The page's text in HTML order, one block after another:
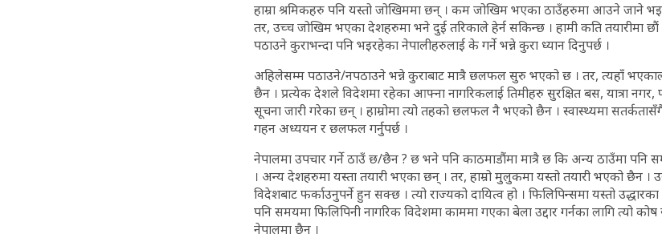
हाम्रा श्रमिकहरु पनि यस्तो जोखिममा छन् । कम जोखिम भएका ठाउँहरुमा आउने जाने
तर, उच्च जोखिम भएका देशहरुमा भने दुई तरिकाले हेर्न सकिन्छ । हामी कति तयारीमा छौं
पठाउने कुराभन्दा पनि भइरहेका नेपालीहरुलाई के गर्ने भन्ने कुरा ध्यान दिनुपर्छ ।
अहिलेसम्म पठाउने/नपठाउने भन्ने कुराबाट मात्रै छलफल सुरु भएको छ । तर, त्यहाँ
छैन । प्रत्येक देशले विदेशमा रहेका आफ्ना नागरिकलाई तिमीहरु सुरक्षित बस, यात्रा
सूचना जारी गरेका छन् । हाम्रोमा त्यो तहको छलफल नै भएको छैन । स्वास्थ्यमा
गहन अध्ययन र छलफल गर्नुपर्छ ।
नेपालमा उपचार गर्ने ठाउँ छ/छैन ? छ भने पनि काठमाडौंमा मात्रै छ कि अन्य ठाउँमा पनि
। अन्य देशहरुमा यस्ता तयारी भएका छन् । तर, हाम्रो मुलुकमा यस्तो तयारी भएको छैन ।
विदेशबाट फर्काउनुपर्ने हुन सक्छ । त्यो राज्यको दायित्व हो । फिलिपिन्समा यस्तो
पनि समयमा फिलिपिनी नागरिक विदेशमा काममा गएका बेला उद्दार गर्नका लागि त्यो कोष
नेपालमा छैन ।